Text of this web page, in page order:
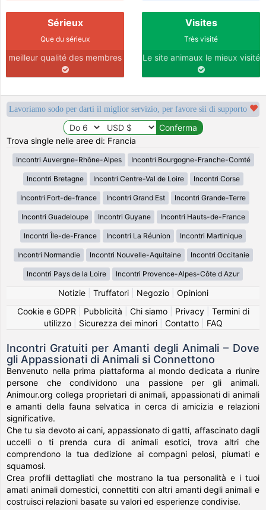
Sérieux
Que du sérieux
meilleur qualité des membres
Visites
Très visité
Le site animaux le mieux visité
Lavoriamo sodo per darti il miglior servizio, per favore sii di supporto
Trova single nelle aree di: Francia
Incontri Auvergne-Rhône-Alpes Incontri Bourgogne-Franche-Comté
Incontri Bretagne Incontri Centre-Val de Loire Incontri Corse
Incontri Fort-de-france Incontri Grand Est Incontri Grande-Terre
Incontri Guadeloupe Incontri Guyane Incontri Hauts-de-France
Incontri Île-de-France Incontri La Réunion Incontri Martinique
Incontri Normandie Incontri Nouvelle-Aquitaine Incontri Occitanie
Incontri Pays de la Loire Incontri Provence-Alpes-Côte d Azur
Notizie| Truffatori| Negozio| Opinioni
Cookie e GDPR
Pubblicità Chi siamo| Privacy| Termini di
utilizzo| Sicurezza dei minori| Contatto| FAQ
Incontri Gratuiti per Amanti degli Animali – Dove
gli Appassionati di Animali si Connettono
Benvenuto nella prima piattaforma al mondo dedicata a riunire
persone che condividono una passione per gli animali.
Animour.org collega proprietari di animali, appassionati di animali
e amanti della fauna selvatica in cerca di amicizia e relazioni
significative.
Che tu sia devoto ai cani, appassionato di gatti, affascinato dagli
uccelli o ti prenda cura di animali esotici, trova altri che
comprendono la tua dedizione ai compagni pelosi, piumati e
squamosi.
Crea profili dettagliati che mostrano la tua personalità e i tuoi
amati animali domestici, connettiti con altri amanti degli animali e
costruisci relazioni basate su valori ed esperienze condivise.